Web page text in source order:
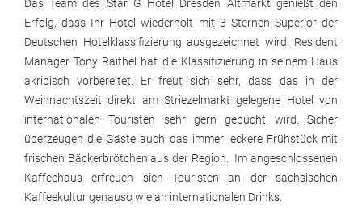
Das Team des Star G Hotel Dresden Altmarkt genießt den
Erfolg, dass Ihr Hotel wiederholt mit 3 Sternen Superior der
Deutschen Hotelklassifizierung ausgezeichnet wird. Resident
Manager Tony Raithel hat die Klassifizierung in seinem Haus
akribisch vorbereitet. Er freut sich sehr, dass das in der
Weihnachtszeit direkt am Striezelmarkt gelegene Hotel von
internationalen Touristen sehr gern gebucht wird. Sicher
überzeugen die Gäste auch das immer leckere Frühstück mit
frischen Bäckerbrötchen aus der Region. Im angeschlossenen
Kaffeehaus erfreuen sich Touristen an der sächsischen
Kaffeekultur genauso wie an internationalen Drinks.